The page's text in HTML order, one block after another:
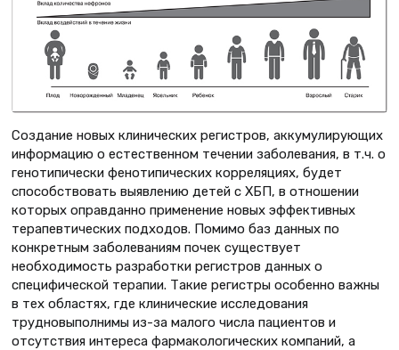
Создание новых клинических регистров, аккумулирующих
информацию о естественном течении заболевания, в т.ч. о
генотипически фенотипических корреляциях, будет
способствовать выявлению детей с ХБП, в отношении
которых оправданно применение новых эффективных
терапевтических подходов. Помимо баз данных по
конкретным заболеваниям почек существует
необходимость разработки регистров данных о
специфической терапии. Такие регистры особенно важны
в тех областях, где клинические исследования
трудновыполнимы из-за малого числа пациентов и
отсутствия интереса фармакологических компаний, а